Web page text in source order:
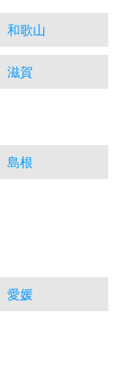
和歌山
滋賀
島根
愛媛